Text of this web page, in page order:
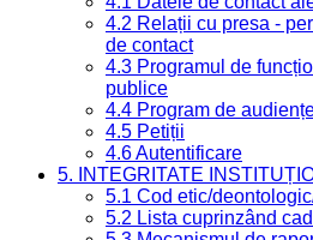
4.2 Relații cu presa -
de contact
4.3 Programul de
publice
4.4 Program de
4.5 Petiții
4.6 Autentificare
5. INTEGRITATE
5.1 Cod etic/
5.2 Lista cuprinzând